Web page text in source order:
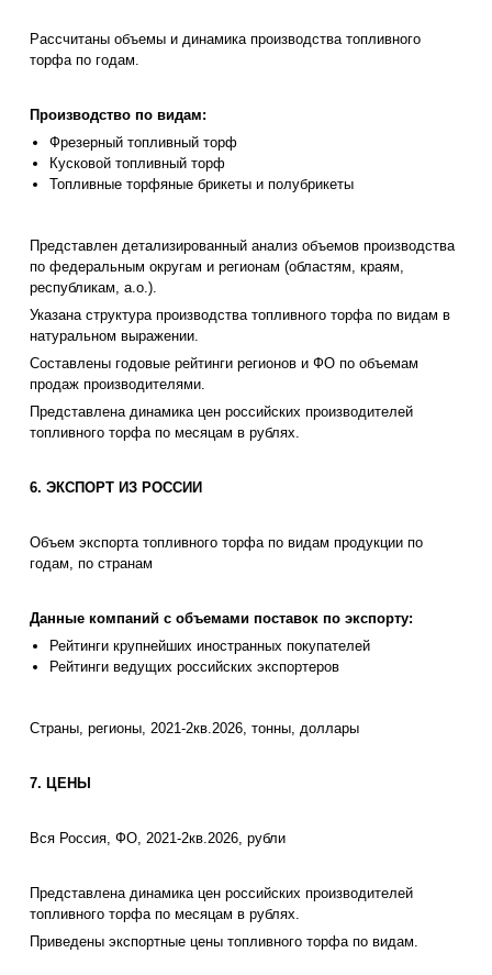
Рассчитаны объемы и динамика производства топливного
торфа по годам.
Производство по видам:
Фрезерный топливный торф
Кусковой топливный торф
Топливные торфяные брикеты и полубрикеты
Представлен детализированный анализ объемов производства
по федеральным округам и регионам (областям, краям,
республикам, а.о.).
Указана структура производства топливного торфа по видам в
натуральном выражении.
Составлены годовые рейтинги регионов и ФО по объемам
продаж производителями.
Представлена динамика цен российских производителей
топливного торфа по месяцам в рублях.
6. ЭКСПОРТ ИЗ РОССИИ
Объем экспорта топливного торфа по видам продукции по
годам, по странам
Данные компаний с объемами поставок по экспорту:
Рейтинги крупнейших иностранных покупателей
Рейтинги ведущих российских экспортеров
Страны, регионы, 2021-2кв.2026, тонны, доллары
7. ЦЕНЫ
Вся Россия, ФО, 2021-2кв.2026, рубли
Представлена динамика цен российских производителей
топливного торфа по месяцам в рублях.
Приведены экспортные цены топливного торфа по видам.